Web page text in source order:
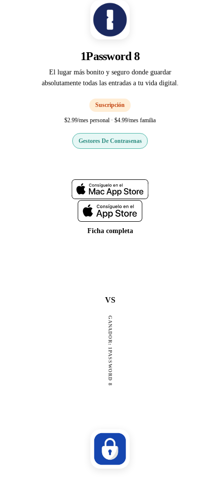
1Password 8
El lugar más bonito y seguro donde guardar
absolutamente todas las entradas a tu vida digital.
Suscripción
$2.99/mes personal · $4.99/mes familia
Gestores De Contrasenas
Ficha completa
VS
GANADOR: 1PASSWORD 8